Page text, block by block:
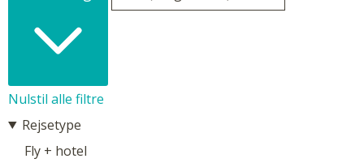
Nulstil alle filtre
Rejsetype
Fly + hotel